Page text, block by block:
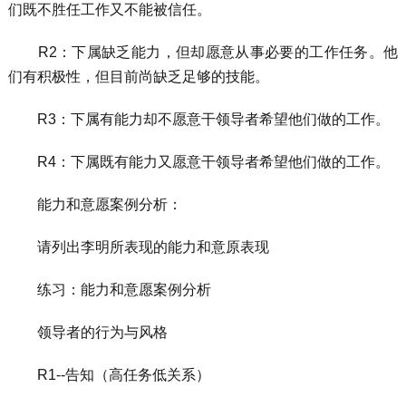
们既不胜任工作又不能被信任。
R2：下属缺乏能力，但却愿意从事必要的工作任务。他
们有积极性，但目前尚缺乏足够的技能。
R3：下属有能力却不愿意干领导者希望他们做的工作。
R4：下属既有能力又愿意干领导者希望他们做的工作。
能力和意愿案例分析：
请列出李明所表现的能力和意原表现
练习：能力和意愿案例分析
领导者的行为与风格
R1--告知（高任务低关系）